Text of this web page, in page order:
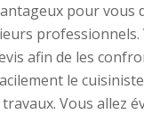
pour vous
professionnels.
afin de les
le
Vous allez